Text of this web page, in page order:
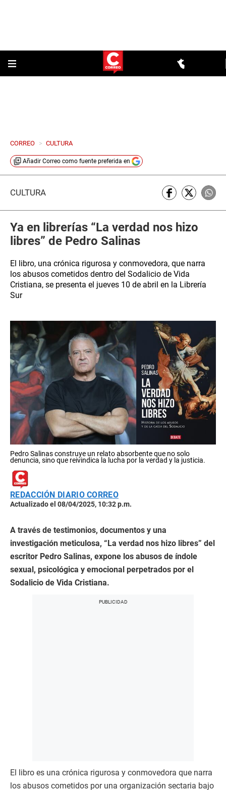
CORREO > CULTURA
Añadir Correo como fuente preferida en
CULTURA
Ya en librerías “La verdad nos hizo
libres” de Pedro Salinas
El libro, una crónica rigurosa y conmovedora, que narra
los abusos cometidos dentro del Sodalicio de Vida
Cristiana, se presenta el jueves 10 de abril en la Librería
Sur
Pedro Salinas construye un relato absorbente que no solo
denuncia, sino que reivindica la lucha por la verdad y la justicia.
REDACCIÓN DIARIO CORREO
Actualizado el 08/04/2025, 10:32 p.m.
A través de testimonios, documentos y una
investigación meticulosa, “La verdad nos hizo libres” del
escritor Pedro Salinas, expone los abusos de índole
sexual, psicológica y emocional perpetrados por el
Sodalicio de Vida Cristiana.
El libro es una crónica rigurosa y conmovedora que narra
los abusos cometidos por una organización sectaria bajo